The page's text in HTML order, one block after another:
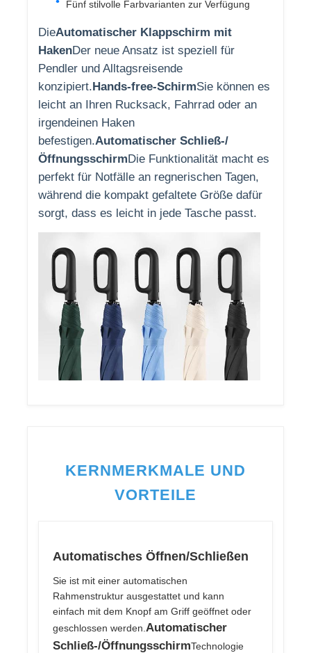
Wanderschirme
Kompakte Regenschirme
Werbeschirme
Winddichte Regenschirme
Automatisch geöffnete Regenschirme
Umgekehrte Regenschirme
Holz-Handschirmschirme
UV-beständige Sonnenschirme
Kreative Regenschirme
Fünf stilvolle Farbvarianten zur Verfügung
DieAutomatischer Klappschirm mit
HakenDer neue Ansatz ist speziell für
Pendler und Alltagsreisende
konzipiert.Hands-free-SchirmSie können es
leicht an Ihren Rucksack, Fahrrad oder an
irgendeinen Haken
befestigen.Automatischer Schließ-/
ÖffnungsschirmDie Funktionalität macht es
perfekt für Notfälle an regnerischen Tagen,
während die kompakt gefaltete Größe dafür
sorgt, dass es leicht in jede Tasche passt.
KERNMERKMALE UND
VORTEILE
Automatisches Öffnen/Schließen
Sie ist mit einer automatischen
Rahmenstruktur ausgestattet und kann
einfach mit dem Knopf am Griff geöffnet oder
geschlossen werden. Automatischer
Schließ-/ÖffnungsschirmTechnologie